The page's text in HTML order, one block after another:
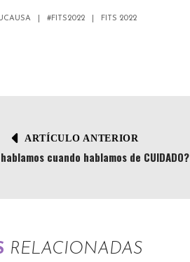
#FITS2022 FITS 2022
ARTÍCULO ANTERIOR
cuando hablamos de CUIDADO?
RELACIONADAS